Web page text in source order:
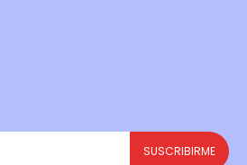
SUSCRIBIRME